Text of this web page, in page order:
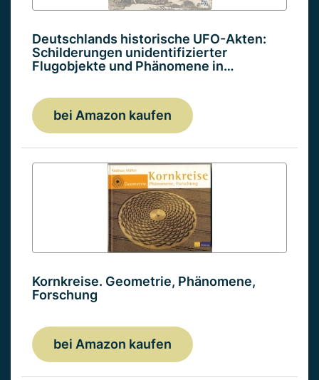
Deutschlands historische UFO-Akten:
Schilderungen unidentifizierter
Flugobjekte und Phänomene in…
bei Amazon kaufen
Kornkreise. Geometrie, Phänomene,
Forschung
bei Amazon kaufen